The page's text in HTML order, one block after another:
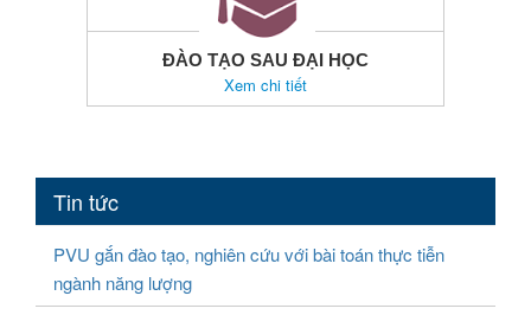
ĐÀO TẠO SAU ĐẠI HỌC
Xem chi tiết
Tin tức
PVU gắn đào tạo, nghiên cứu với bài toán thực tiễn
ngành năng lượng